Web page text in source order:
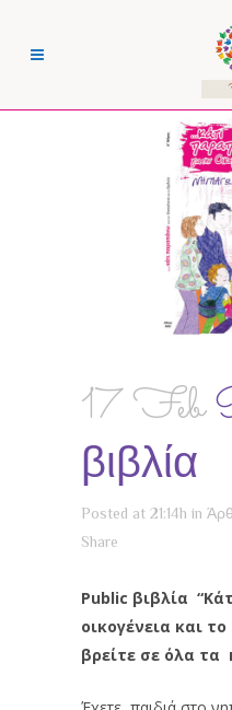
17 Feb
βιβλία
Posted at 21:14h in
Share
Public βιβλία
οικογένεια και
βρείτε σε όλα